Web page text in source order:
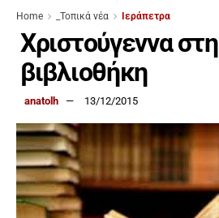
Home _Τοπικά νέα Ιεράπετρα
Χριστούγεννα στη
βιβλιοθήκη
anatolh 13/12/2015